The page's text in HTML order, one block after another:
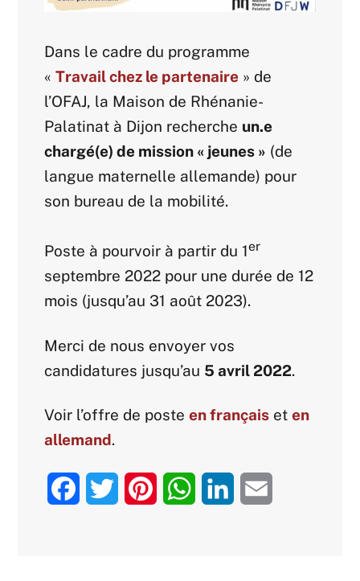
Dans le cadre du programme
«Travail chez le partenaire » de
l’OFAJ, la Maison de Rhénanie-
Palatinat à Dijon recherche un.e
chargé(e) de mission « jeunes » (de
langue maternelle allemande) pour
son bureau de la mobilité.
Poste à pourvoir à partir du 1er
septembre 2022 pour une durée de 12
mois (jusqu’au 31 août 2023).
Merci de nous envoyer vos
candidatures jusqu’au 5 avril 2022.
Voir l’offre de posteen français eten
allemand.
W